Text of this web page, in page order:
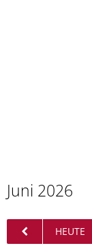
Juni 2026
HEUTE